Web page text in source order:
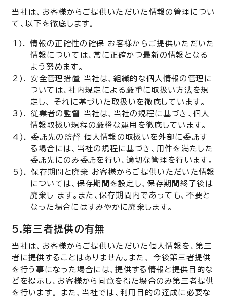
当社は、お客様からご提供いただいた情報の管理につい
て、以下を徹底します。
情報の正確性の確保 お客様からご提供いただいた
情報については、常に正確かつ最新の情報となる
よう努めます。
安全管理措置 当社は、組織的な個人情報の管理に
ついては、社内規定による厳重に取扱い方法を規
定し、 それに基づいた取扱いを徹底しています。
従業者の監督 当社は、当社の規程に基づき、個人
情報取扱い規程の厳格な運用を徹底しています。
委託先の監督 個人情報の取扱いを外部に委託す
る場合には、当社の規程に基づき、用件を満たした
委託先にのみ委託を行い、適切な管理を行います。
保存期間と廃棄 お客様からご提供いただいた情報
については、保存期間を設定し、保存期間終了後は
廃棄し ます。また、保存期間内であっても、不要と
なった場合にはすみやかに廃棄します。
5.第三者提供の有無
当社は、お客様からご提供いただいた個人情報を、第三
者に提供することはありません。また、 今後第三者提供
を行う事になった場合には、提供する情報と提供目的な
どを提示し、お客様から同意を得た場合のみ第三者提供
を行います。 また、当社では、利用目的の達成に必要な